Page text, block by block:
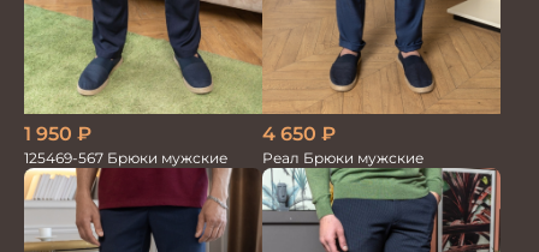
1 950 ₽
125469-567 Брюки мужские
4 650 ₽
Реал Брюки мужские